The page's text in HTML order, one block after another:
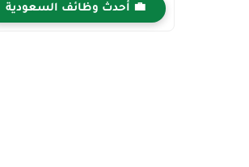
💼 أحدث وظائف السعودية